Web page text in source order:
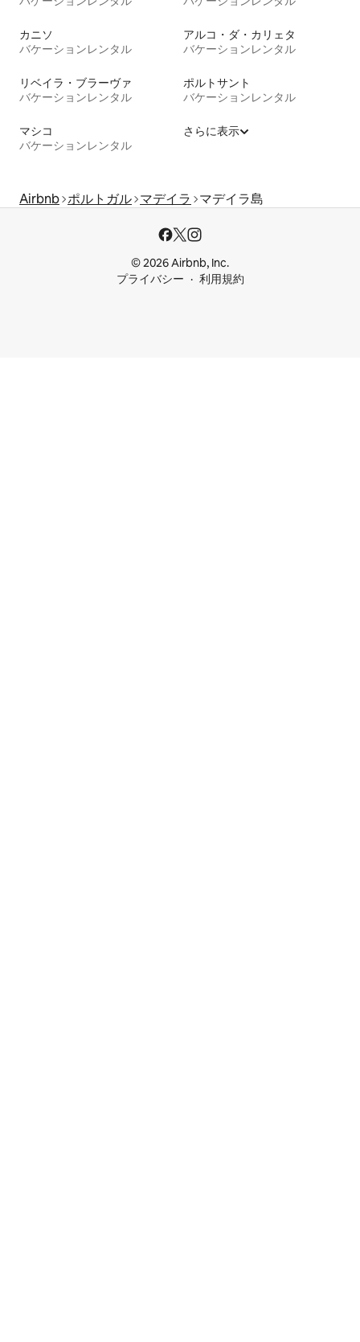
カニソ
バケーションレンタル
アルコ・ダ・カリェタ
バケーションレンタル
リベイラ・ブラーヴァ
バケーションレンタル
ポルトサント
バケーションレンタル
マシコ
バケーションレンタル
さらに表示
Airbnb ポルトガル マデイラ マデイラ島
© 2026 Airbnb, Inc.
プライバシー
利用規約